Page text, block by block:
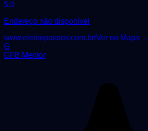
5.0
Endereço não disponível
www.eleinepassos.com.br/Ver no Maps →
G
GFB Mentor